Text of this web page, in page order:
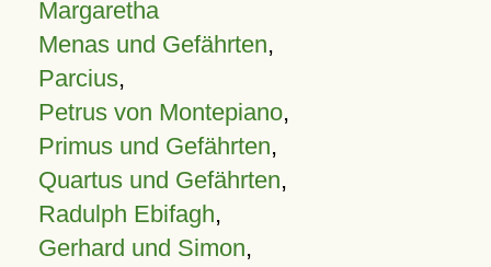
Margaretha
Menas und Gefährten,
Parcius,
Petrus von Montepiano,
Primus und Gefährten,
Quartus und Gefährten,
Radulph Ebifagh,
Gerhard und Simon,